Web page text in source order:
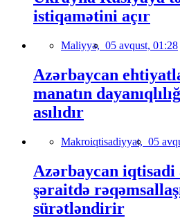
istiqamətini açır
Maliyyə, 05 avqust, 01:28
Azərbaycan
manatın
asılıdır
Makroiqtisadiyyat, 05
Azərbaycan iqtisadi
şəraitdə
sürətləndirir